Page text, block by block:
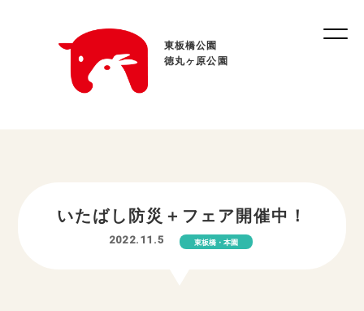
東板橋公園
徳丸ヶ原公園
いたばし防災＋フェア開催中！
2022.11.5 東板橋・本園